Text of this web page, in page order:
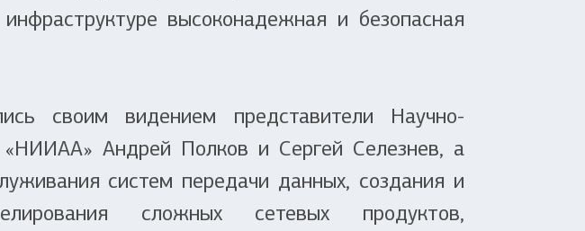
высоконадежная и безопасная
своим видением представители Научно-
Андрей Полков и Сергей Селезнев, а
систем передачи данных, создания и
сложных сетевых продуктов,